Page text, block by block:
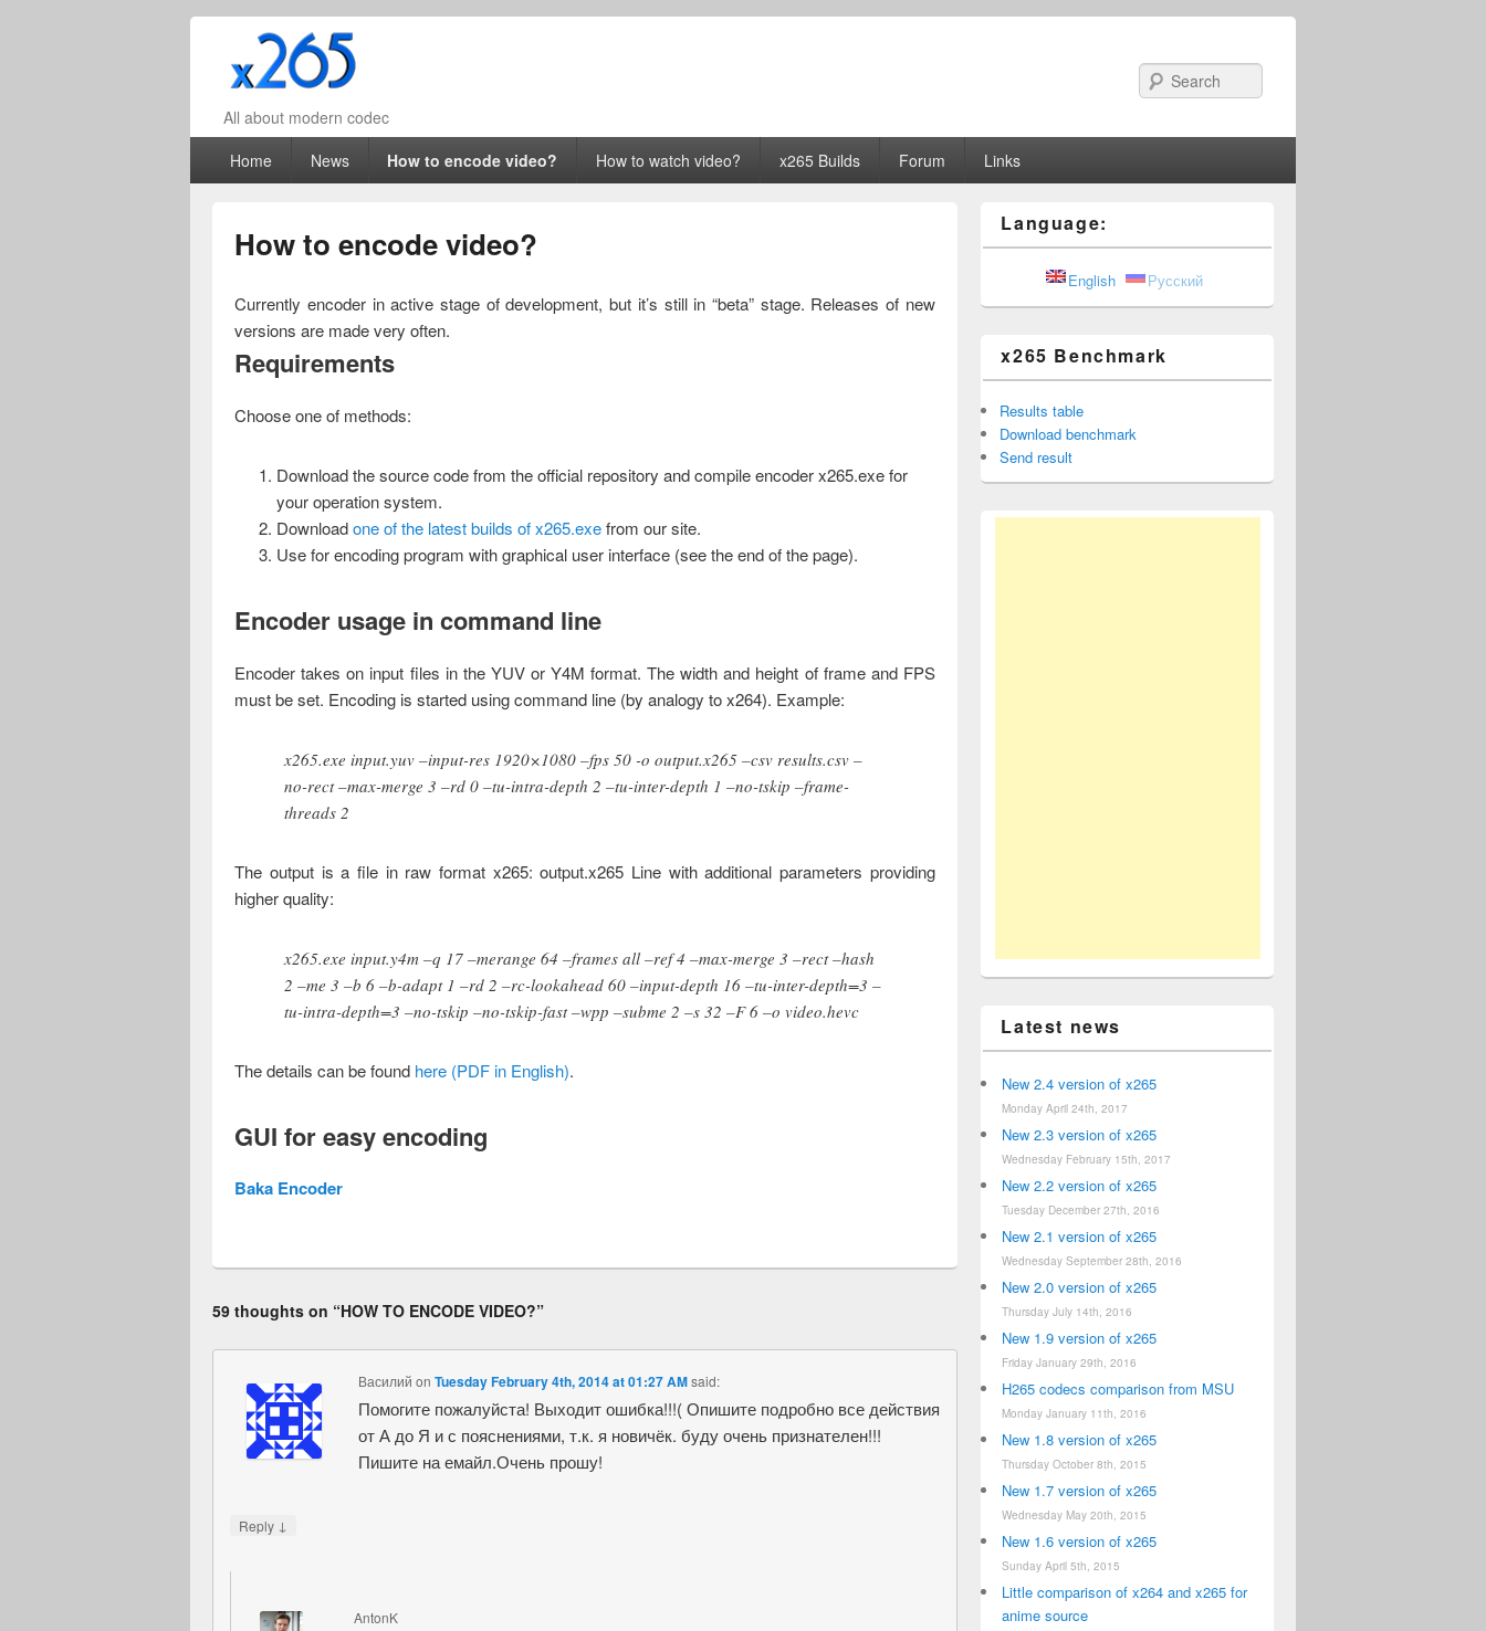
All about modern codec
Primary menu
Skip to primary content
Skip to secondary content
Home News How to encode video? How to watch video? x265 Builds Forum Links
How to encode video?
Currently encoder in active stage of development, but it’s still in “beta” stage. Releases of new
versions are made very often.
Requirements
Choose one of methods:
Download the source code from the official repository and compile encoder x265.exe for
your operation system.
Downloadone of the latest builds of x265.exefrom our site.
Use for encoding program with graphical user interface (see the end of the page).
Encoder usage in command line
Encoder takes on input files in the YUV or Y4M format. The width and height of frame and FPS
must be set. Encoding is started using command line (by analogy to x264). Example:
x265.exe input.yuv –input-res 1920×1080 –fps 50 -o output.x265 –csv results.csv –
no-rect –max-merge 3 –rd 0 –tu-intra-depth 2 –tu-inter-depth 1 –no-tskip –frame-
threads 2
The output is a file in raw format x265: output.x265 Line with additional parameters providing
higher quality:
x265.exe input.y4m –q 17 –merange 64 –frames all –ref 4 –max-merge 3 –rect –hash
2 –me 3 –b 6 –b-adapt 1 –rd 2 –rc-lookahead 60 –input-depth 16 –tu-inter-depth=3 –
tu-intra-depth=3 –no-tskip –no-tskip-fast –wpp –subme 2 –s 32 –F 6 –o video.hevc
The details can be found here (PDF in English).
GUI for easy encoding
Baka Encoder
59 thoughts on “HOW TO ENCODE VIDEO?”
Василий on Tuesday February 4th, 2014 at 01:27 AM said:
Помогите пожалуйста! Выходит ошибка!!!( Опишите подробно все действия
от А до Я и с пояснениями, т.к. я новичёк. буду очень признателен!!!
Пишите на емайл.Очень прошу!
Reply ↓
AntonK
Language:
English Русский
x265 Benchmark
Results table
Download benchmark
Send result
Latest news
New 2.4 version of x265
Monday April 24th, 2017
New 2.3 version of x265
Wednesday February 15th, 2017
New 2.2 version of x265
Tuesday December 27th, 2016
New 2.1 version of x265
Wednesday September 28th, 2016
New 2.0 version of x265
Thursday July 14th, 2016
New 1.9 version of x265
Friday January 29th, 2016
H265 codecs comparison from MSU
Monday January 11th, 2016
New 1.8 version of x265
Thursday October 8th, 2015
New 1.7 version of x265
Wednesday May 20th, 2015
New 1.6 version of x265
Sunday April 5th, 2015
Little comparison of x264 and x265 for
anime source